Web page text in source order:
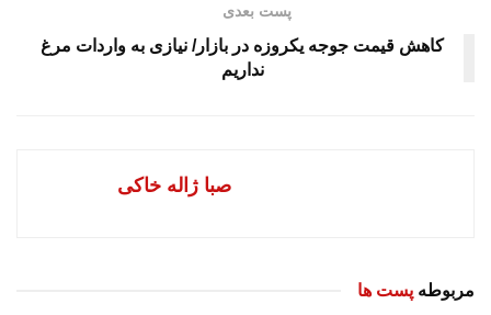
پست بعدی
کاهش قیمت جوجه یکروزه در بازار/ نیازی به واردات مرغ
نداریم
صبا ژاله خاکی
مربوطه پست ها